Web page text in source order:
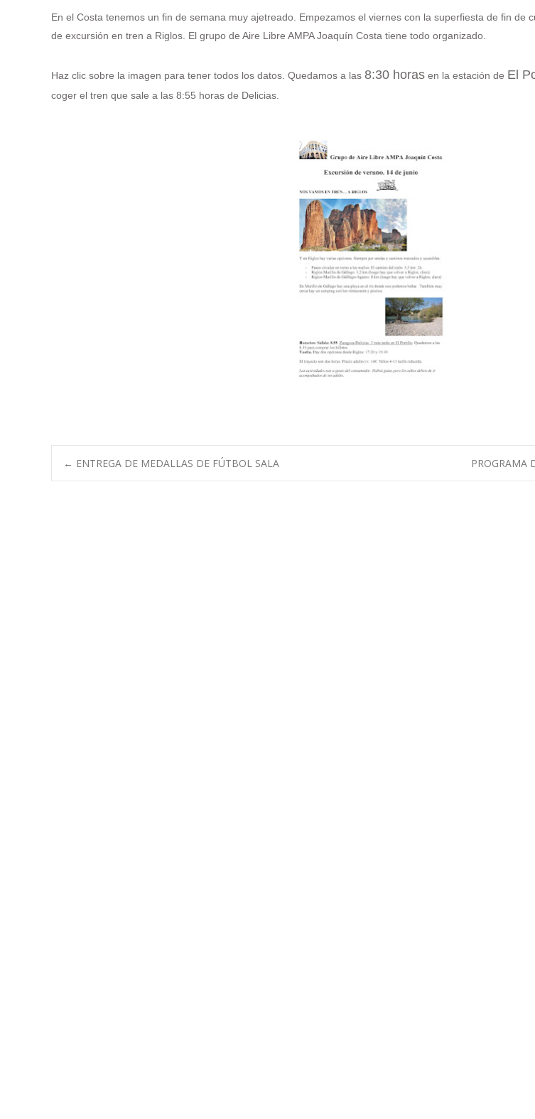
En el Costa tenemos un fin de semana muy ajetreado. Empezamos el viernes con la superfiesta de fin de
de excursión en tren a Riglos. El grupo de Aire Libre AMPA Joaquín Costa tiene todo organizado.
Haz clic sobre la imagen para tener todos los datos. Quedamos a las 8:30 horas en la estación de El
coger el tren que sale a las 8:55 horas de Delicias.
Navegación
← ENTREGA DE MEDALLAS DE FÚTBOL SALA PROGRAMA